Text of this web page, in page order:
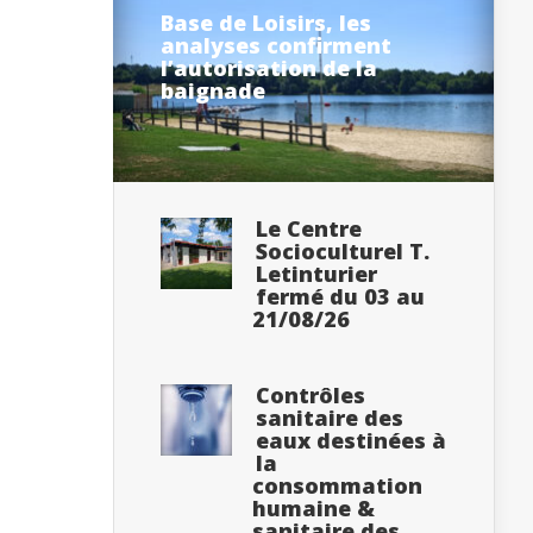
Base de Loisirs, les
analyses confirment
l’autorisation de la
baignade
Le Centre
Socioculturel T.
Letinturier
fermé du 03 au
21/08/26
Contrôles
sanitaire des
eaux destinées à
la
consommation
humaine &